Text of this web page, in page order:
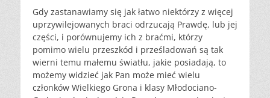
Gdy zastanawiamy się jak łatwo niektórzy z więcej
uprzywilejowanych braci odrzucają Prawdę, lub jej
części, i porównujemy ich z braćmi, którzy
pomimo wielu przeszkód i prześladowań są tak
wierni temu małemu światłu, jakie posiadają, to
możemy widzieć jak Pan może mieć wielu
członków Wielkiego Grona i klasy Młodociano-